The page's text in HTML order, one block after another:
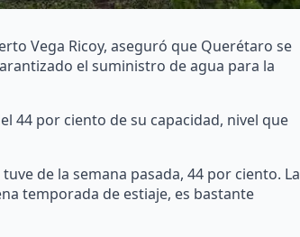
Vega Ricoy, aseguró que Querétaro se
el suministro de agua para la
44 por ciento de su capacidad, nivel que
de la semana pasada, 44 por ciento. La
temporada de estiaje, es bastante